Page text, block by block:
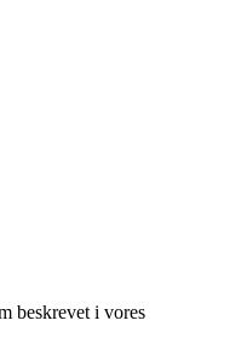
beskrevet i vores